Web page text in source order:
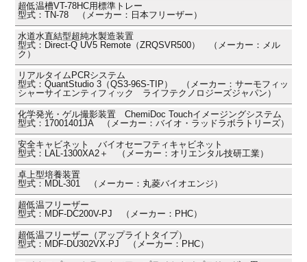
超低温槽VT-78HC用標準トレー
型式：TN-78 （メーカー：日本フリーザー）
水道水直結型超純水製造装置
型式：Direct-Q UV5 Remote（ZRQSVR500） （メーカー：メル
ク）
リアルタイムPCRシステム
型式：QuantStudio 3（QS3-96S-TIP） （メーカー：サーモフィッ
シャーサイエンティフィック ライフテクノロジーズジャパン）
化学発光・ゲル撮影装置 ChemiDoc Touchイメージングシステム
型式：17001401JA （メーカー：バイオ・ラッドラボラトリーズ）
安全キャビネット バイオセーフティキャビネット
型式：LAL-1300XA2＋ （メーカー：オリエンタル技研工業）
卓上型培養装置
型式：MDL-301 （メーカー：丸菱バイオエンジ）
超低温フリーザー
型式：MDF-DC200V-PJ （メーカー：PHC）
超低温フリーザー（アップライトタイプ）
型式：MDF-DU302VX-PJ （メーカー：PHC）